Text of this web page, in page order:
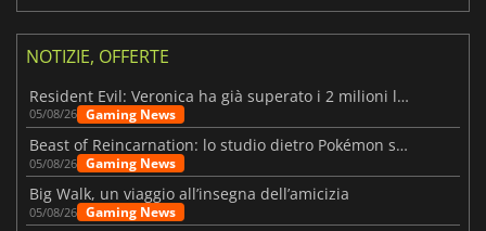
NOTIZIE, OFFERTE
Resident Evil: Veronica ha già superato i 2 milioni liste dei desideri
05/08/26 Gaming News
Beast of Reincarnation: lo studio dietro Pokémon su una nuova strada
05/08/26 Gaming News
Big Walk, un viaggio all’insegna dell’amicizia
05/08/26 Gaming News